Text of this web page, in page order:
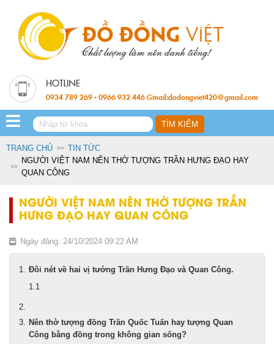
0934 789 269 - 0966 932 446 Gmail:dodongviet420@gmail.com
TRANG CHỦ
TIN TỨC
NGƯỜI VIỆT NAM NÊN THỜ TƯỢNG TRẦN HƯNG ĐẠO HAY
QUAN CÔNG
NGƯỜI VIỆT NAM NÊN THỜ TƯỢNG TRẦN
HƯNG ĐẠO HAY QUAN CÔNG
Ngày đăng: 24/10/2024 09:22 AM
Đôi nét về hai vị tướng Trần Hưng Đạo và Quan Công.
Nên thờ tượng đồng Trần Quốc Tuấn hay tượng Quan
Công bằng đồng trong không gian sống?